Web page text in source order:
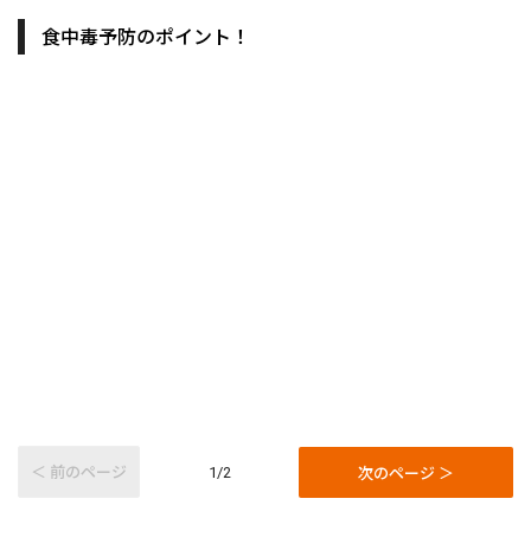
食中毒予防のポイント！
＜ 前のページ 1/2 次のページ ＞